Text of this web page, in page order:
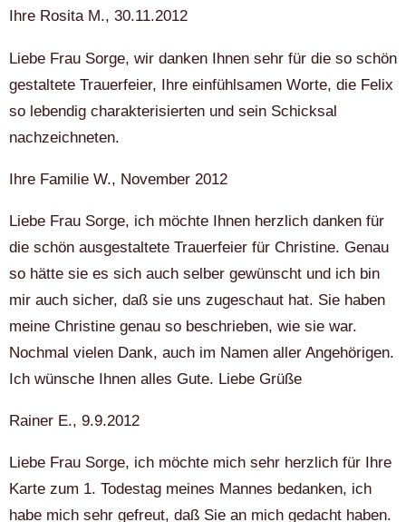
Ihre Rosita M., 30.11.2012
Liebe Frau Sorge, wir danken Ihnen sehr für die so schön
gestaltete Trauerfeier, Ihre einfühlsamen Worte, die Felix
so lebendig charakterisierten und sein Schicksal
nachzeichneten.
Ihre Familie W., November 2012
Liebe Frau Sorge, ich möchte Ihnen herzlich danken für
die schön ausgestaltete Trauerfeier für Christine. Genau
so hätte sie es sich auch selber gewünscht und ich bin
mir auch sicher, daß sie uns zugeschaut hat. Sie haben
meine Christine genau so beschrieben, wie sie war.
Nochmal vielen Dank, auch im Namen aller Angehörigen.
Ich wünsche Ihnen alles Gute. Liebe Grüße
Rainer E., 9.9.2012
Liebe Frau Sorge, ich möchte mich sehr herzlich für Ihre
Karte zum 1. Todestag meines Mannes bedanken, ich
habe mich sehr gefreut, daß Sie an mich gedacht haben.